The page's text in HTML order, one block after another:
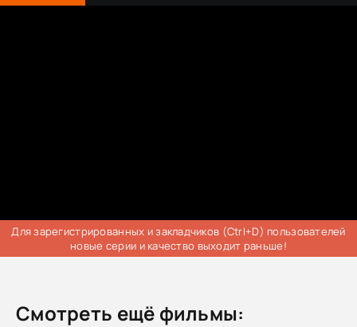
Для зарегистрированных и закладчиков (Ctrl+D) пользователей
новые серии и качество выходит раньше!
Смотреть ещё фильмы: